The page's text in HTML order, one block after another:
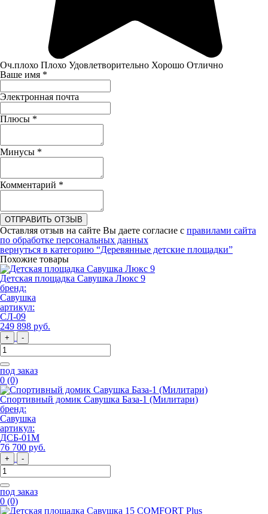
Оч.плохо Плохо Удовлетворительно Хорошо Отлично
Ваше имя *
Электронная почта
Плюсы *
Минусы *
Комментарий *
ОТПРАВИТЬ ОТЗЫВ
Оставляя отзыв на сайте Вы даете согласие с правилами сайта
по обработке персональных данных
вернуться в категорию “Деревянные детские площадки”
Похожие товары
Детская площадка Савушка Люкс 9
бренд:
Савушка
артикул:
СЛ-09
249 898 руб.
+ -
под заказ
0 (0)
Спортивный домик Савушка База-1 (Милитари)
бренд:
Савушка
артикул:
ДСБ-01М
76 700 руб.
+ -
под заказ
0 (0)